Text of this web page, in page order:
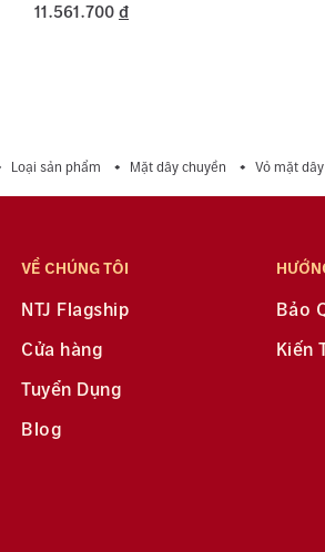
11.561.700 đ
Loại sản phẩm Mặt dây chuyền Vỏ mặt
VỀ CHÚNG TÔI
NTJ Flagship
Cửa hàng
Tuyển Dụng
Blog
Bảo
Kiến